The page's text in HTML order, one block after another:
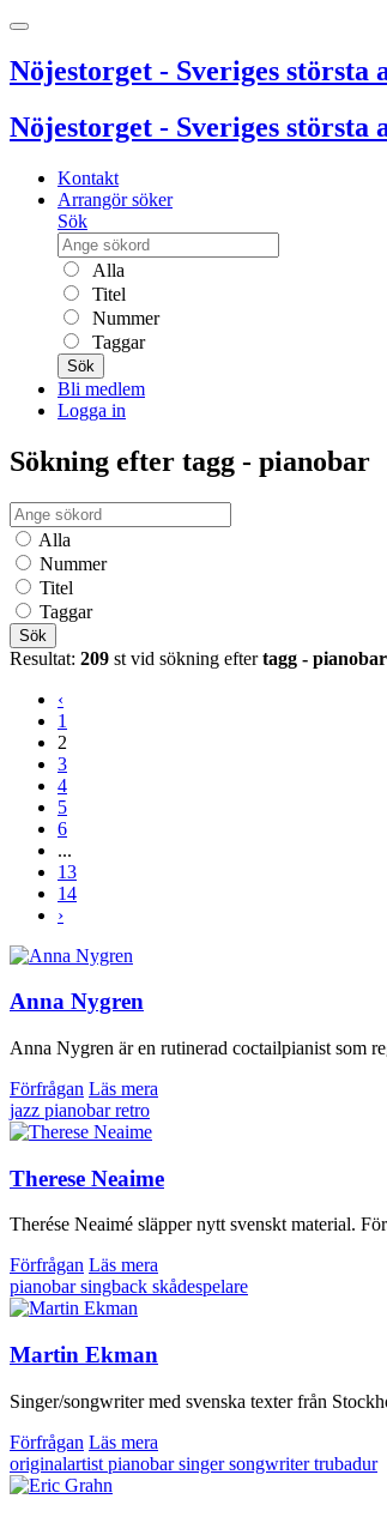
Nöjestorget - Sveriges
Nöjestorget - Sveriges
Kontakt
Arrangör söker
Sök
Alla
Titel
Nummer
Taggar
Sök
Bli medlem
Logga in
Sökning efter tagg - pianobar
Alla
Nummer
Titel
Taggar
Sök
Resultat: 209 st vid sökning eftertagg - pianobar
‹
1
2
3
4
5
6
...
13
14
›
Anna Nygren
Anna Nygren är en rutinerad coctailpianist som
Förfrågan Läs mera
jazz pianobarretro
Therese Neaime
Therése Neaimé släpper nytt svenskt material.
Förfrågan Läs mera
pianobarsingback skådespelare
Martin Ekman
Singer/songwriter med svenska texter från
Förfrågan Läs mera
originalartist pianobarsinger songwritertrubadur